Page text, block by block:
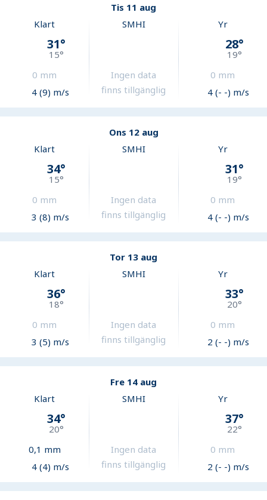
Tis 11 aug
Klart
31°
15°
0 mm
4 (9) m/s
SMHI
Ingen data
finns tillgänglig
Yr
28°
19°
0 mm
4 (- -) m/s
Ons 12 aug
Klart
34°
15°
0 mm
3 (8) m/s
SMHI
Ingen data
finns tillgänglig
Yr
31°
19°
0 mm
4 (- -) m/s
Tor 13 aug
Klart
36°
18°
0 mm
3 (5) m/s
SMHI
Ingen data
finns tillgänglig
Yr
33°
20°
0 mm
2 (- -) m/s
Fre 14 aug
Klart
34°
20°
0,1 mm
4 (4) m/s
SMHI
Ingen data
finns tillgänglig
Yr
37°
22°
0 mm
2 (- -) m/s